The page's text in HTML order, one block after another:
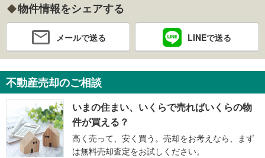
物件情報をシェアする
メールで送る LINEで送る
不動産売却のご相談
いまの住まい、いくらで売ればいくらの物
件が買える？
高く売って、安く買う。売却をお考えなら、まず
は無料売却査定をお試しください。